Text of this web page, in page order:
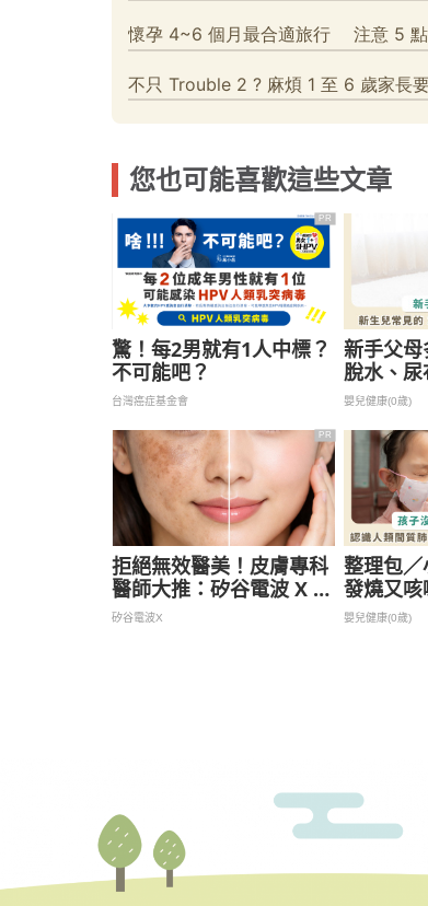
您也可能喜歡這些文章
PR
驚！每2男就有1人中標？
不可能吧？
台灣癌症基金會
新手父母
脫水、尿
生兒常見
嬰兒健康(0歲)
PR
拒絕無效醫美！皮膚專科
醫師大推：矽谷電波 X 讓
肌膚由內而外更強韌
矽谷電波X
整理包
發燒又咳
炎病毒症
嬰兒健康(0歲)